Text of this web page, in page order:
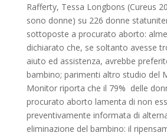
Rafferty, Tessa Longbons (Cureus
sono donne) su 226 donne
sottoposte a procurato aborto:
dichiarato che, se soltanto avesse
aiuto ed assistenza, avrebbe
bambino; parimenti altro studio del
Monitor riporta che il 79% delle
procurato aborto lamenta di non
preventivamente informata di
eliminazione del bambino: il